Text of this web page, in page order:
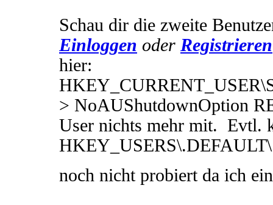
Schau dir die zweite
Einloggen oder Registrieren
hier:
> NoAUShutdownOption
User nichts mehr mit. Evtl.
noch nicht probiert da ich